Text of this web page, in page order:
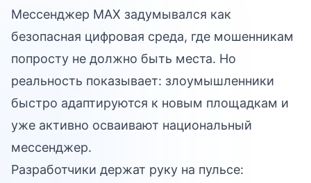
Мессенджер MAX задумывался как
безопасная цифровая среда, где мошенникам
попросту не должно быть места. Но
реальность показывает: злоумышленники
быстро адаптируются к новым площадкам и
уже активно осваивают национальный
мессенджер.
Разработчики держат руку на пульсе: